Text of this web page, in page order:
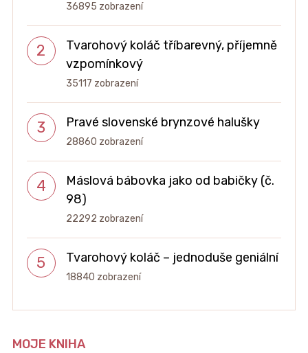
36895 zobrazení
Tvarohový koláč tříbarevný, příjemně
vzpomínkový
35117 zobrazení
Pravé slovenské brynzové halušky
28860 zobrazení
Máslová bábovka jako od babičky (č.
98)
22292 zobrazení
Tvarohový koláč – jednoduše geniální
18840 zobrazení
MOJE KNIHA